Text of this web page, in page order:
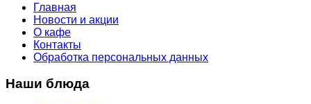
Главная
Новости и акции
О кафе
Контакты
Обработка персональных данных
Наши блюда